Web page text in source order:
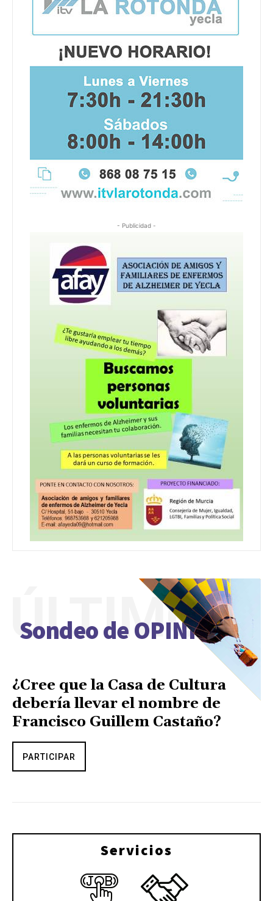
- Publicidad -
Sondeo de OPINIÓN
ÚLTIMO
¿Cree que la Casa de Cultura
debería llevar el nombre de
Francisco Guillem Castaño?
PARTICIPAR
Servicios